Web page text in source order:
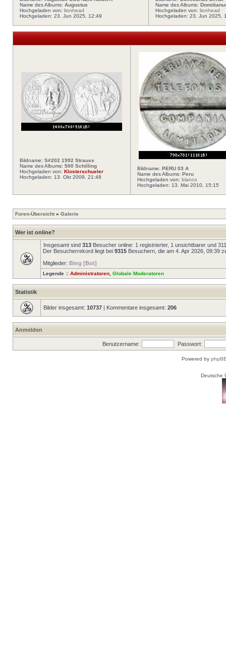
Name des Albums: Augustus
Hochgeladen von: lionhead
Hochgeladen: 23. Jun 2025, 12:49
Name des Albums:
Hochgeladen von: lionhead
Hochgeladen: 23. Jun 2025,
Bildname: S#202 1992 Strauss
Name des Albums: 500 Schilling
Hochgeladen von: Klosterschueler
Hochgeladen: 13. Okt 2009, 21:48
Bildname: PERU 03 A
Name des Albums: Peru
Hochgeladen von: blanco
Hochgeladen: 13. Mai 2010, 15:15
Foren-Übersicht » Galerie
Wer ist online?
Insgesamt sind 313 Besucher online: 1 registrierter, 1 unsichtbarer und
Der Besucherrekord liegt bei 9315 Besuchern, die am 4. Apr 2026, 09:39
Mitglieder: Bing [Bot]
Legende :: Administratoren Globale Moderatoren
Statistik
Bilder insgesamt: 10737 | Kommentare insgesamt: 206
Anmelden
Benutzername: Passwort:
Powered by
Deutsche